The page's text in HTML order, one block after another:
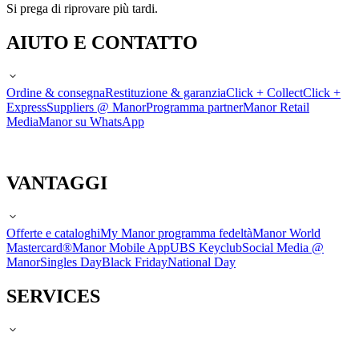
Si prega di riprovare più tardi.
AIUTO E CONTATTO
Ordine & consegnaRestituzione & garanziaClick + CollectClick +
ExpressSuppliers @ ManorProgramma partnerManor Retail
MediaManor su WhatsApp
VANTAGGI
Offerte e cataloghiMy Manor programma fedeltàManor World
Mastercard®Manor Mobile AppUBS KeyclubSocial Media @
ManorSingles DayBlack FridayNational Day
SERVICES